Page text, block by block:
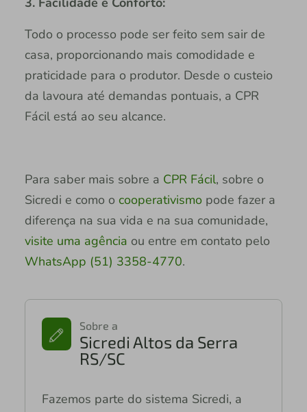
Todo o processo pode ser feito sem sair de
casa, proporcionando mais comodidade e
praticidade para o produtor. Desde o custeio
da lavoura até demandas pontuais, a CPR
Fácil está ao seu alcance.
Para saber mais sobre a CPR Fácil, sobre o
Sicredi e como o cooperativismo pode fazer a
diferença na sua vida e na sua comunidade,
visite uma agência ou entre em contato pelo
WhatsApp (51) 3358-4770.
Sobre a
Sicredi Altos da Serra
RS/SC
Fazemos parte do sistema Sicredi, a